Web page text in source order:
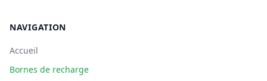
NAVIGATION
Accueil
Bornes de recharge